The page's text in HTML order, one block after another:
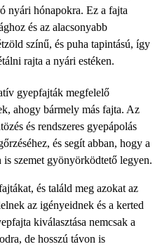
nyári hónapokra. Ez a fajta
és az alacsonyabb
színű, és puha tapintású, így
rajta a nyári estéken.
gyepfajták megfelelő
ahogy bármely más fajta. Az
és rendszeres gyepápolás
és segít abban, hogy a
szemet gyönyörködtető legyen.
és találd meg azokat az
az igényeidnek és a kerted
kiválasztása nemcsak a
de hosszú távon is